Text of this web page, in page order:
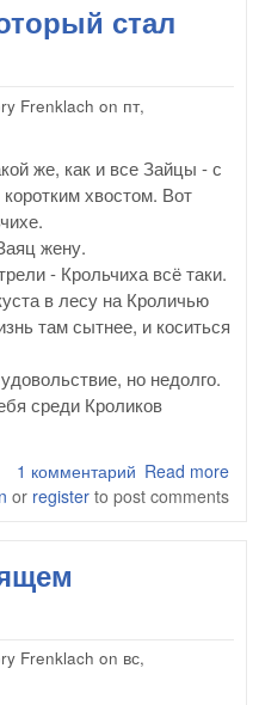
стал
Frenklach on пт,
же, как и все Зайцы - с
хвостом. Вот
жену.
- Крольчиха всё таки.
в лесу на Кроличью
там сытнее, и коситься
но недолго.
среди Кроликов
Read more
1 комментарий
or register to post comments
Frenklach on вс,